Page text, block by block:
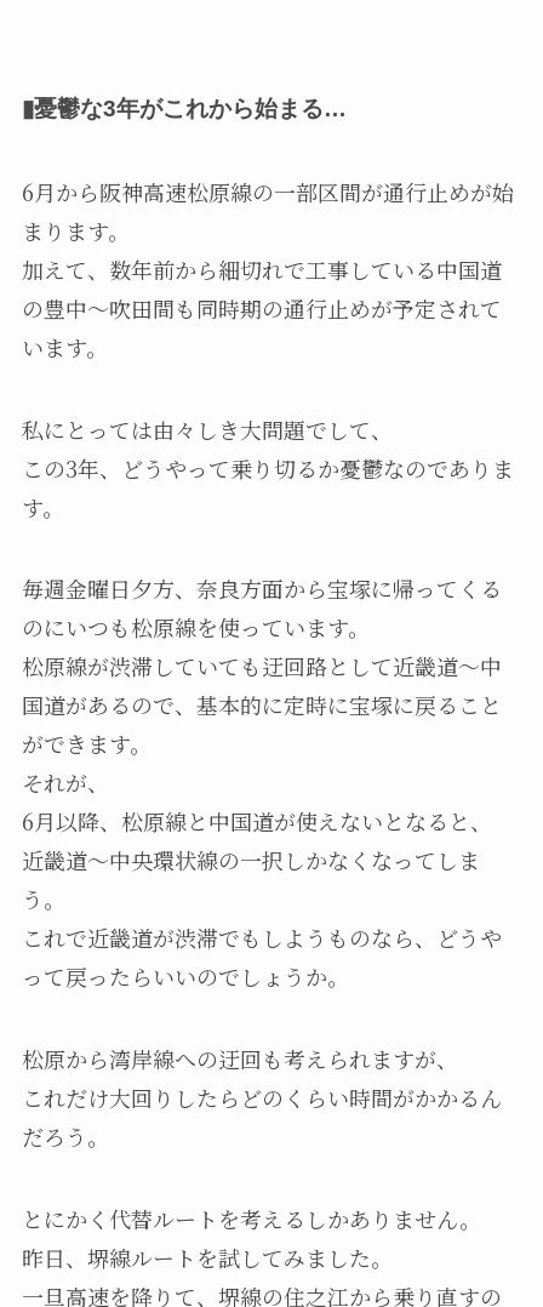
▮憂鬱な3年がこれから始まる…
6月から阪神高速松原線の一部区間が通行止めが始
まります。
加えて、数年前から細切れで工事している中国道
の豊中～吹田間も同時期の通行止めが予定されて
います。
私にとっては由々しき大問題でして、
この3年、どうやって乗り切るか憂鬱なのでありま
す。
毎週金曜日夕方、奈良方面から宝塚に帰ってくる
のにいつも松原線を使っています。
松原線が渋滞していても迂回路として近畿道～中
国道があるので、基本的に定時に宝塚に戻ること
ができます。
それが、
6月以降、松原線と中国道が使えないとなると、
近畿道～中央環状線の一択しかなくなってしま
う。
これで近畿道が渋滞でもしようものなら、どうや
って戻ったらいいのでしょうか。
松原から湾岸線への迂回も考えられますが、
これだけ大回りしたらどのくらい時間がかかるん
だろう。
とにかく代替ルートを考えるしかありません。
昨日、堺線ルートを試してみました。
一旦高速を降りて、堺線の住之江から乗り直すの